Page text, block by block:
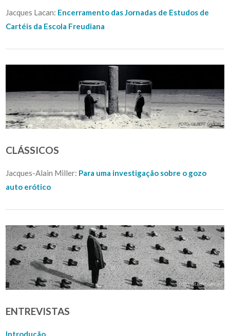
Jacques Lacan: Encerramento das Jornadas de Estudos de
Cartéis da Escola Freudiana
CLÁSSICOS
Jacques-Alain Miller: Para uma investigação sobre o gozo
auto erótico
ENTREVISTAS
Introdução